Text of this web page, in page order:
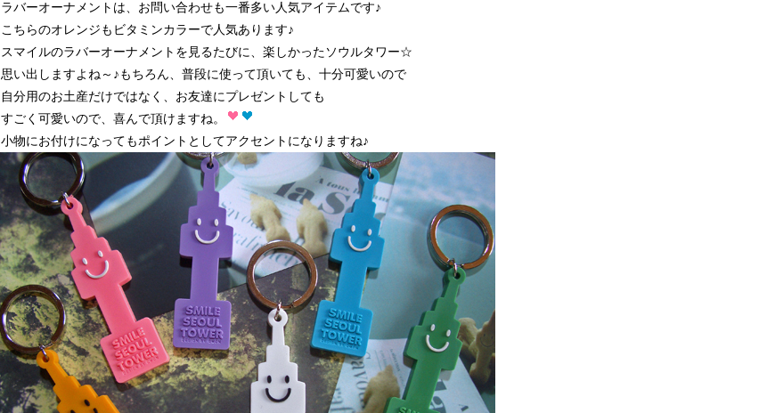
ラバーオーナメントは、お問い合わせも一番多い人気アイテムです♪
こちらのオレンジもビタミンカラーで人気あります♪
スマイルのラバーオーナメントを見るたびに、楽しかったソウルタワー☆
思い出しますよね～♪もちろん、普段に使って頂いても、十分可愛いので
自分用のお土産だけではなく、お友達にプレゼントしても
すごく可愛いので、喜んで頂けますね。
小物にお付けになってもポイントとしてアクセントになりますね♪